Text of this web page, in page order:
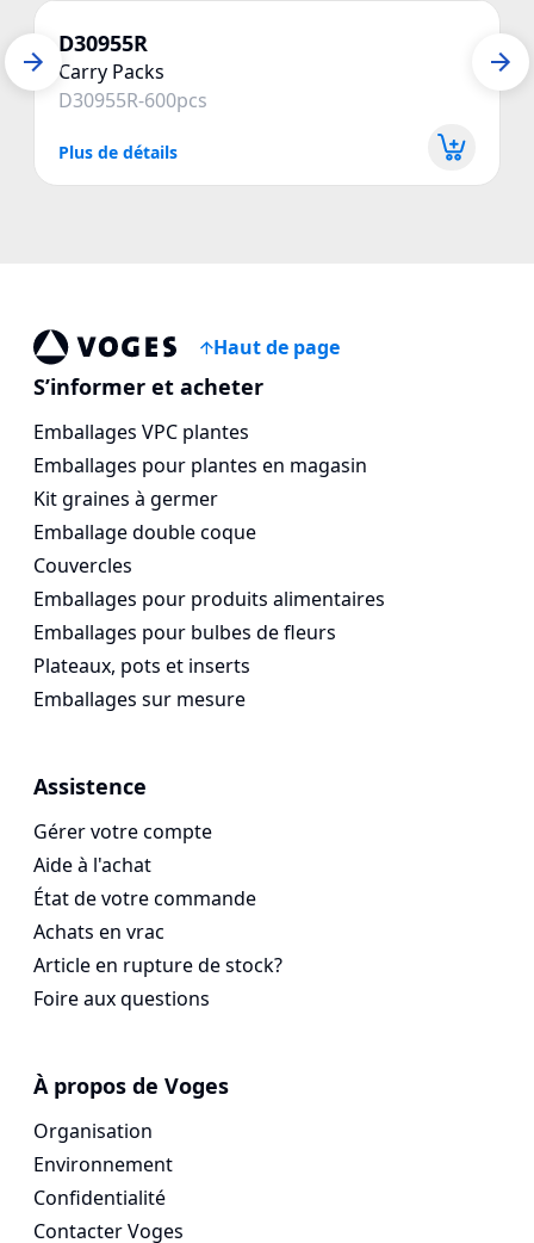
D30955R
Carry Packs
D30955R-600pcs
Plus de détails
Voges Online Store
Haut de page
S’informer et acheter
Emballages VPC plantes
Emballages pour plantes en magasin
Kit graines à germer
Emballage double coque
Couvercles
Emballages pour produits alimentaires
Emballages pour bulbes de fleurs
Plateaux, pots et inserts
Emballages sur mesure
Assistence
Gérer votre compte
Aide à l'achat
État de votre commande
Achats en vrac
Article en rupture de stock?
Foire aux questions
À propos de Voges
Organisation
Environnement
Confidentialité
Contacter Voges